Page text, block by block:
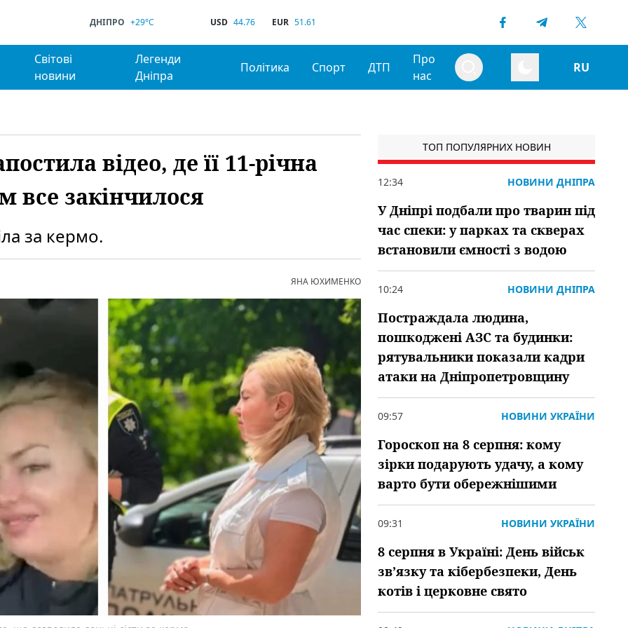
ДНІПРО +29°C USD 44.76 EUR 51.61
Світові
новини
Легенди
Дніпра
Політика Спорт ДТП
Про
нас
RU
відео, де її 11-річна
все закінчилося
за кермо.
ЯНА ЮХИМЕНКО
ТОП ПОПУЛЯРНИХ НОВИН
12:34 НОВИНИ ДНІПРА
У Дніпрі подбали про тварин під
час спеки: у парках та скверах
встановили ємності з водою
10:24 НОВИНИ ДНІПРА
Постраждала людина,
пошкоджені АЗС та будинки:
рятувальники показали кадри
атаки на Дніпропетровщину
09:57 НОВИНИ УКРАЇНИ
Гороскоп на 8 серпня: кому
зірки подарують удачу, а кому
варто бути обережнішими
09:31 НОВИНИ УКРАЇНИ
8 серпня в Україні: День військ
зв’язку та кібербезпеки, День
котів і церковне свято